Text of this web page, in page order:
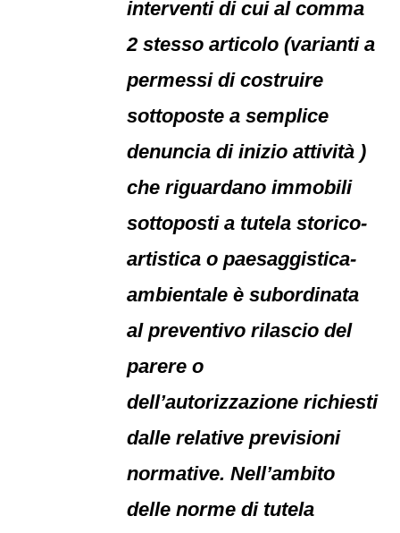
interventi di cui al comma
2 stesso articolo (varianti a
permessi di costruire
sottoposte a semplice
denuncia di inizio attività )
che riguardano immobili
sottoposti a tutela storico-
artistica o paesaggistica-
ambientale è subordinata
al preventivo rilascio del
parere o
dell’autorizzazione richiesti
dalle relative previsioni
normative. Nell’ambito
delle norme di tutela